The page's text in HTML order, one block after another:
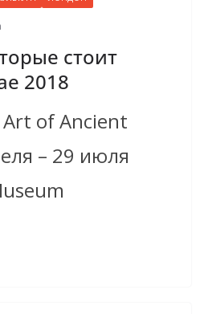
стоит
2018
of Ancient
– 29 июля
Museum